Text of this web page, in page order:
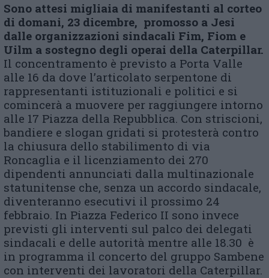
Sono attesi migliaia di manifestanti al corteo
di domani, 23 dicembre, promosso a Jesi
dalle organizzazioni sindacali Fim, Fiom e
Uilm a sostegno degli operai della Caterpillar.
Il concentramento è previsto a Porta Valle
alle 16 da dove l’articolato serpentone di
rappresentanti istituzionali e politici e si
comincerà a muovere per raggiungere intorno
alle 17 Piazza della Repubblica. Con striscioni,
bandiere e slogan gridati si protesterà contro
la chiusura dello stabilimento di via
Roncaglia e il licenziamento dei 270
dipendenti annunciati dalla multinazionale
statunitense che, senza un accordo sindacale,
diventeranno esecutivi il prossimo 24
febbraio. In Piazza Federico II sono invece
previsti gli interventi sul palco dei delegati
sindacali e delle autorità mentre alle 18.30 è
in programma il concerto del gruppo Sambene
con interventi dei lavoratori della Caterpillar.